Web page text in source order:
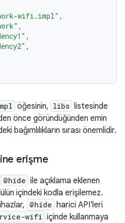
wifi.impl" ,
,
,
,
öğesinin, libs listesinde
önce göründüğünden emin
bağımlılıkların sırası önemlidir.
erişme
@hide ile açıklama eklenen
içindeki kodla erişilemez.
@hide
harici API'leri
wifi içinde kullanmaya